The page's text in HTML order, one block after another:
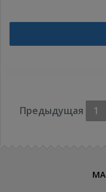
Предыдущая 1